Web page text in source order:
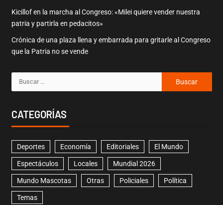
Kicillof en la marcha al Congreso: «Milei quiere vender nuestra
patria y partirla en pedacitos»
Crónica de una plaza llena y embarrada para gritarle al Congreso
que la Patria no se vende
CATEGORÍAS
Deportes Economía Editoriales El Mundo
Espectáculos Locales Mundial 2026
Mundo Mascotas Otras Policiales Política
Temas